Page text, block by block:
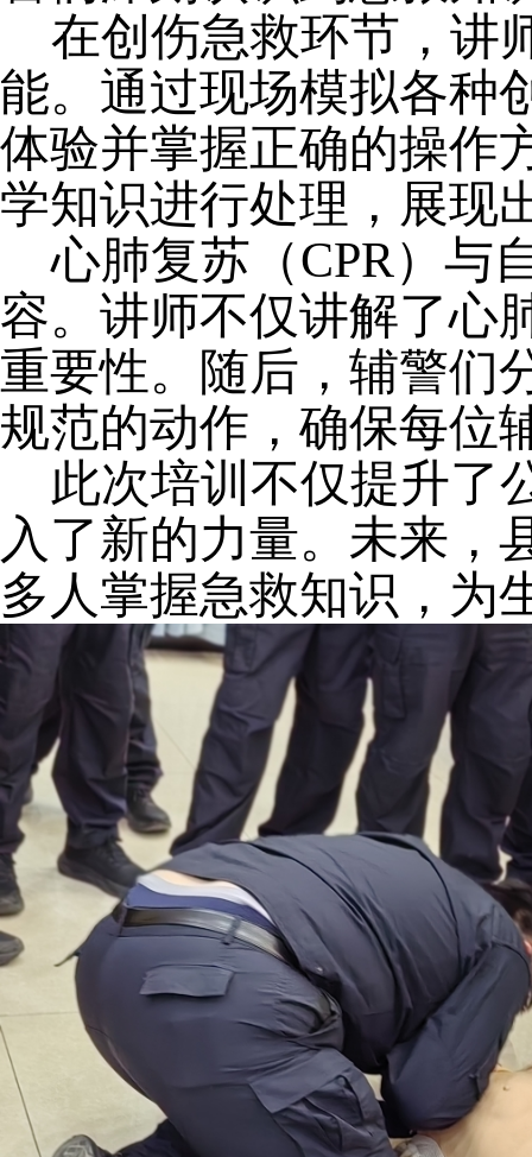
在创伤急救环节，讲
能。通过现场模拟各种
体验并掌握正确的操作
学知识进行处理，展现
心肺复苏（CPR）与
容。讲师不仅讲解了心
重要性。随后，辅警们
规范的动作，确保每位
此次培训不仅提升了
入了新的力量。未来，
多人掌握急救知识，为